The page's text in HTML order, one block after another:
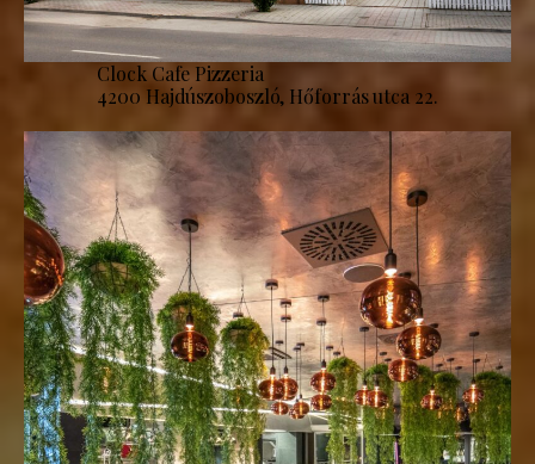
Clock Cafe Pizzeria
4200 Hajdúszoboszló, Hőforrás utca 22.